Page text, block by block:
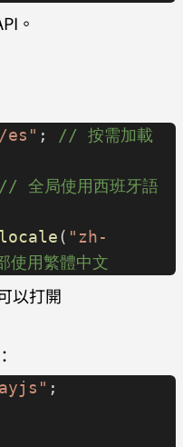
。
; // 按需加載
// 全局使用西班牙語
locale( "zh-
用繁體中文
以打開
;